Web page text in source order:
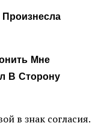
Мне
В Сторону
в знак согласия.